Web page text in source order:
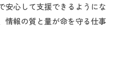
安心して支援できるようにな
情報の質と量が命を守る仕事